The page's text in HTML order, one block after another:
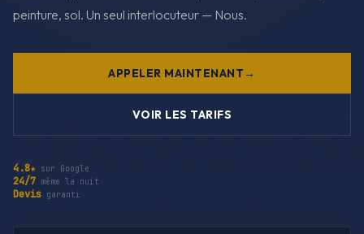
peinture, sol. Un seul interlocuteur — Nous.
APPELER MAINTENANT
VOIR LES TARIFS
4.8★ sur Google
24/7 même la nuit
Devis garanti